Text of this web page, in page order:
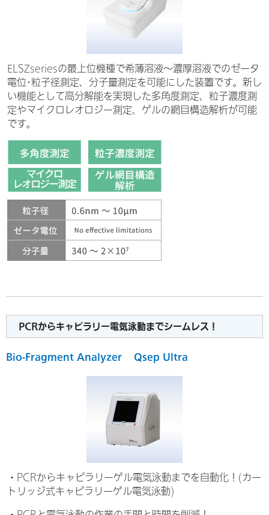
ELSZseriesの最上位機種で希薄溶液～濃厚溶液でのゼータ
電位･粒子径測定、分子量測定を可能にした装置です。新し
い機能として高分解能を実現した多角度測定、粒子濃度測
定やマイクロレオロジー測定、ゲルの網目構造解析が可能
です。
PCRからキャピラリー電気泳動までシームレス！
Bio-Fragment Analyzer Qsep Ultra
・PCRからキャピラリーゲル電気泳動までを自動化！(カー
トリッジ式キャピラリーゲル電気泳動)